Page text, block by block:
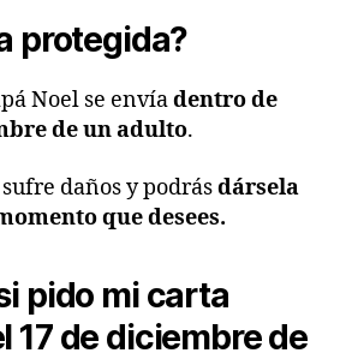
protegida?
Noel se envíadentro de
de un adulto.
daños y podrásdársela
que desees.
pido mi carta
17 de diciembre de